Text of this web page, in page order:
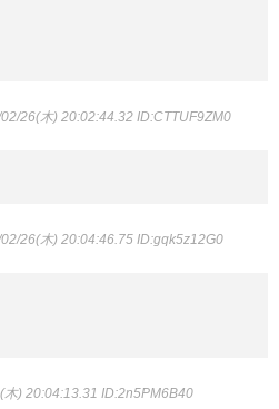
02/26(木) 20:02:44.32 ID:CTTUF9ZM0
02/26(木) 20:04:46.75 ID:gqk5z12G0
木) 20:04:13.31 ID:2n5PM6B40